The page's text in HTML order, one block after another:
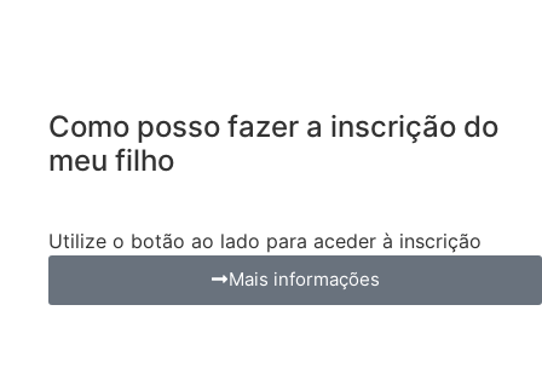
Como posso fazer a inscrição do
meu filho
Utilize o botão ao lado para aceder à inscrição
Mais informações